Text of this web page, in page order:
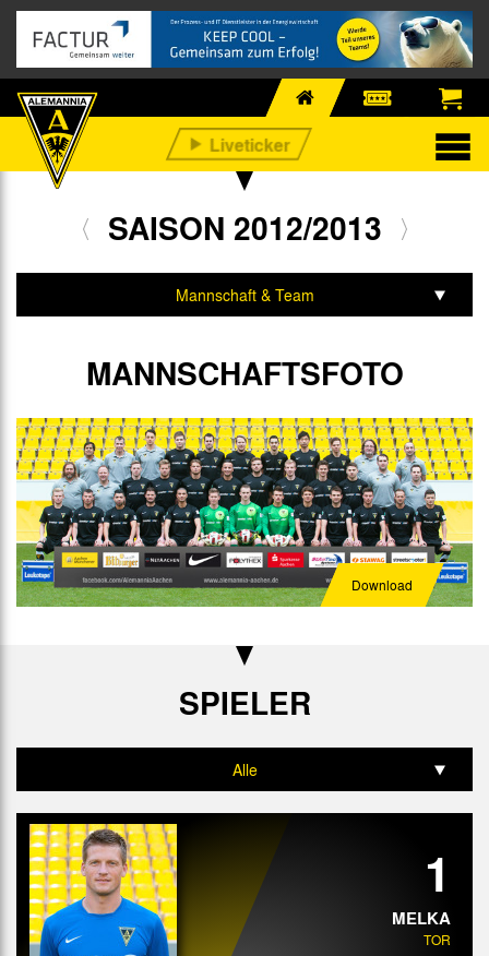
SAISON 2012/2013
Mannschaft & Team
Statistik
MANNSCHAFTSFOTO
Download
SPIELER
Alle
Tor
Mittelfeld
Angriff
1
MELKA
TOR